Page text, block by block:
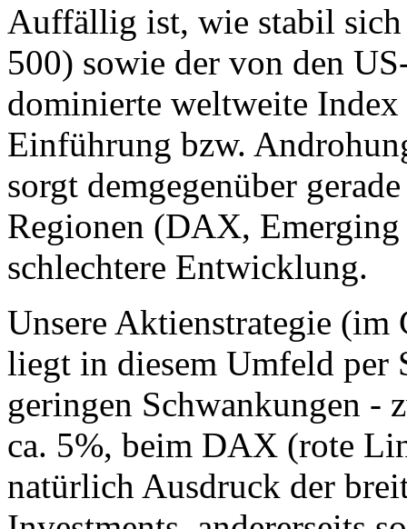
Auffällig ist, wie stabil
500) sowie der von den
dominierte weltweite
Einführung bzw.
sorgt demgegenüber
Regionen (DAX,
schlechtere Entwicklung.
Unsere Aktienstrategie (im
liegt in diesem Umfeld per
geringen Schwankungen -
ca. 5%, beim DAX (rote
natürlich Ausdruck der